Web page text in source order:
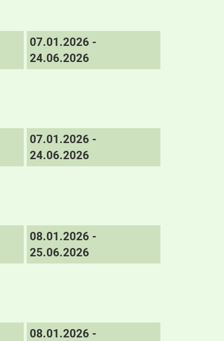
07.01.2026 -
24.06.2026
07.01.2026 -
24.06.2026
08.01.2026 -
25.06.2026
08.01.2026 -